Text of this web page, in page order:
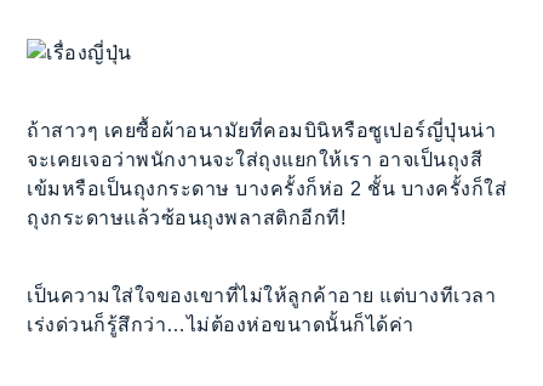
ถ้าสาวๆ เคยซื้อผ้าอนามัยที่คอมบินิหรือซูเปอร์ญี่ปุ่นน่า
จะเคยเจอว่าพนักงานจะใส่ถุงแยกให้เรา อาจเป็นถุงสี
เข้มหรือเป็นถุงกระดาษ บางครั้งก็ห่อ 2 ชั้น บางครั้งก็ใส่
ถุงกระดาษแล้วซ้อนถุงพลาสติกอีกที!
เป็นความใส่ใจของเขาที่ไม่ให้ลูกค้าอาย แต่บางทีเวลา
เร่งด่วนก็รู้สึกว่า…ไม่ต้องห่อขนาดนั้นก็ได้ค่า